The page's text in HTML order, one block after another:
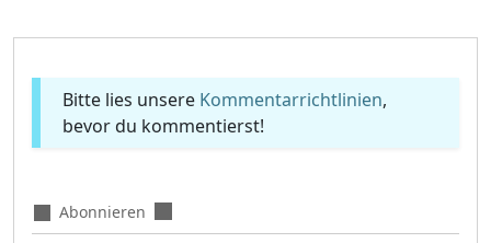
Bitte lies unsere Kommentarrichtlinien,
bevor du kommentierst!
Abonnieren